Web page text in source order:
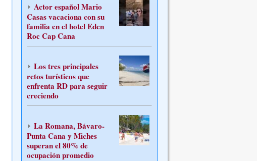
Actor español Mario
Casas vacaciona con su
familia en el hotel Eden
Roc Cap Cana
Los tres principales
retos turísticos que
enfrenta RD para seguir
creciendo
La Romana, Bávaro-
Punta Cana y Miches
superan el 80% de
ocupación promedio